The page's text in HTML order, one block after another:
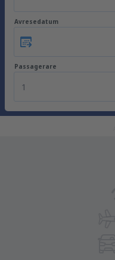
Avresedatum
Passagerare
1